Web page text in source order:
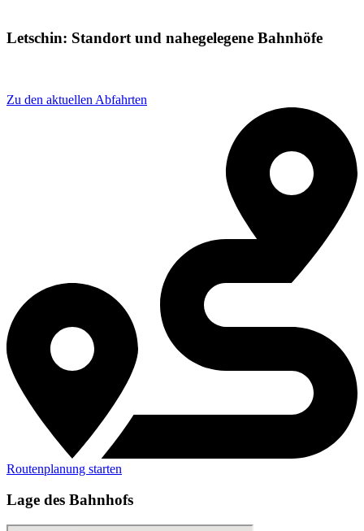
Letschin: Standort und nahegelegene Bahnhöfe
Zu den aktuellen Abfahrten
Routenplanung starten
Lage des Bahnhofs